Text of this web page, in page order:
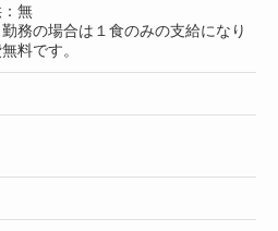
無
務の場合は１食のみの支給になり
料です。